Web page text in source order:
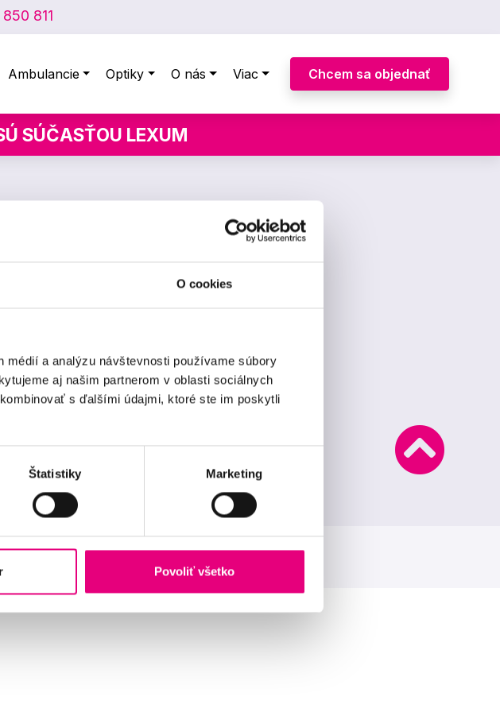
O cookies
médií a analýzu návštevnosti používame súbory
aj našim partnerom v oblasti sociálnych
s ďalšími údajmi, ktoré ste im poskytli
Štatistiky Marketing
Povoliť všetko
811
Ambulancie Optiky O nás Viac Chcem sa objednať
SÚČASŤOU LEXUM